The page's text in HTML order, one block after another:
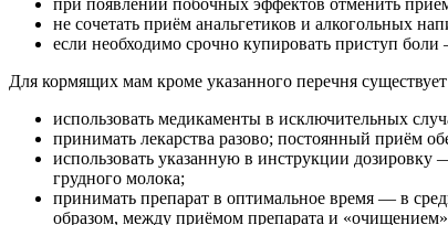
при появлении побочных эффектов отменить
не сочетать приём анальгетиков и алкогольных
если необходимо срочно купировать приступ
Для кормящих мам кроме указанного перечня
использовать медикаменты в исключительных
принимать лекарства разово; постоянный приём
использовать указанную в инструкции дозировку
грудного молока;
принимать препарат в оптимальное время — в
образом, между приёмом препарата и